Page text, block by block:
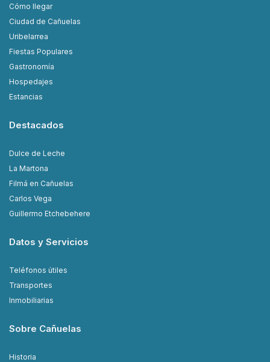
Cómo llegar
Ciudad de Cañuelas
Uribelarrea
Fiestas Populares
Gastronomía
Hospedajes
Estancias
Destacados
Dulce de Leche
La Martona
Filmá en Cañuelas
Carlos Vega
Guillermo Etchebehere
Datos y Servicios
Teléfonos útiles
Transportes
Inmobiliarias
Sobre Cañuelas
Historia